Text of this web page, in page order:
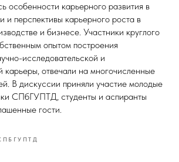
особенности карьерного развития в
и перспективы карьерного роста в
и бизнесе. Участники круглого
опытом построения
исследовательской и
карьеры, отвечали на многочисленные
В дискуссии приняли участие молодые
СПбГУПТД, студенты и аспиранты
гости.